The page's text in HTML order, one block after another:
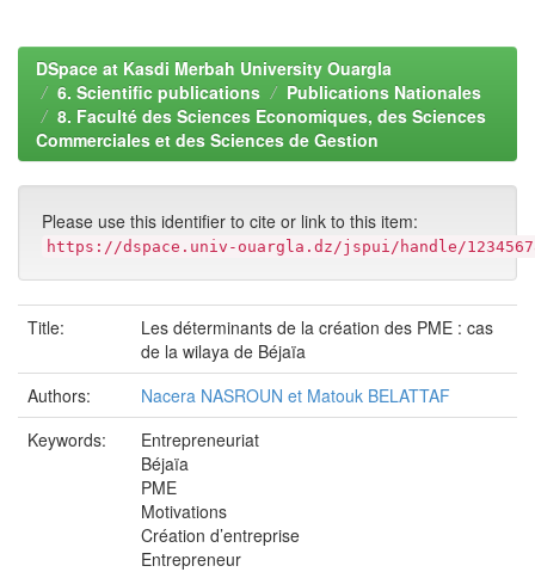
DSpace at Kasdi Merbah University Ouargla
6. Scientific publications
Publications Nationales
8. Faculté des Sciences Economiques, des Sciences
Commerciales et des Sciences de Gestion
Please use this identifier to cite or link to this item:
https://dspace.univ-ouargla.dz/jspui/handle/
Title:
Les déterminants de la création des PME : cas
de la wilaya de Béjaïa
Authors:
Nacera NASROUN et Matouk BELATTAF
Keywords:
Entrepreneuriat
Béjaïa
PME
Motivations
Création d’entreprise
Entrepreneur